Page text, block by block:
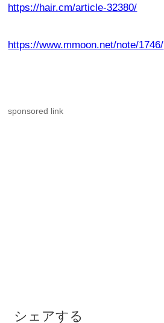
https://hair.cm/article-32380/
https://www.mmoon.net/note/1746/
sponsored link
シェアする